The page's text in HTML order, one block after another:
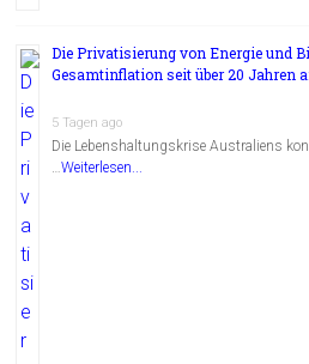
Die Privatisierung von Energie und
Gesamtinflation seit über 20 Jahren
5 Tagen ago
Die Lebenshaltungskrise Australiens
…Weiterlesen...